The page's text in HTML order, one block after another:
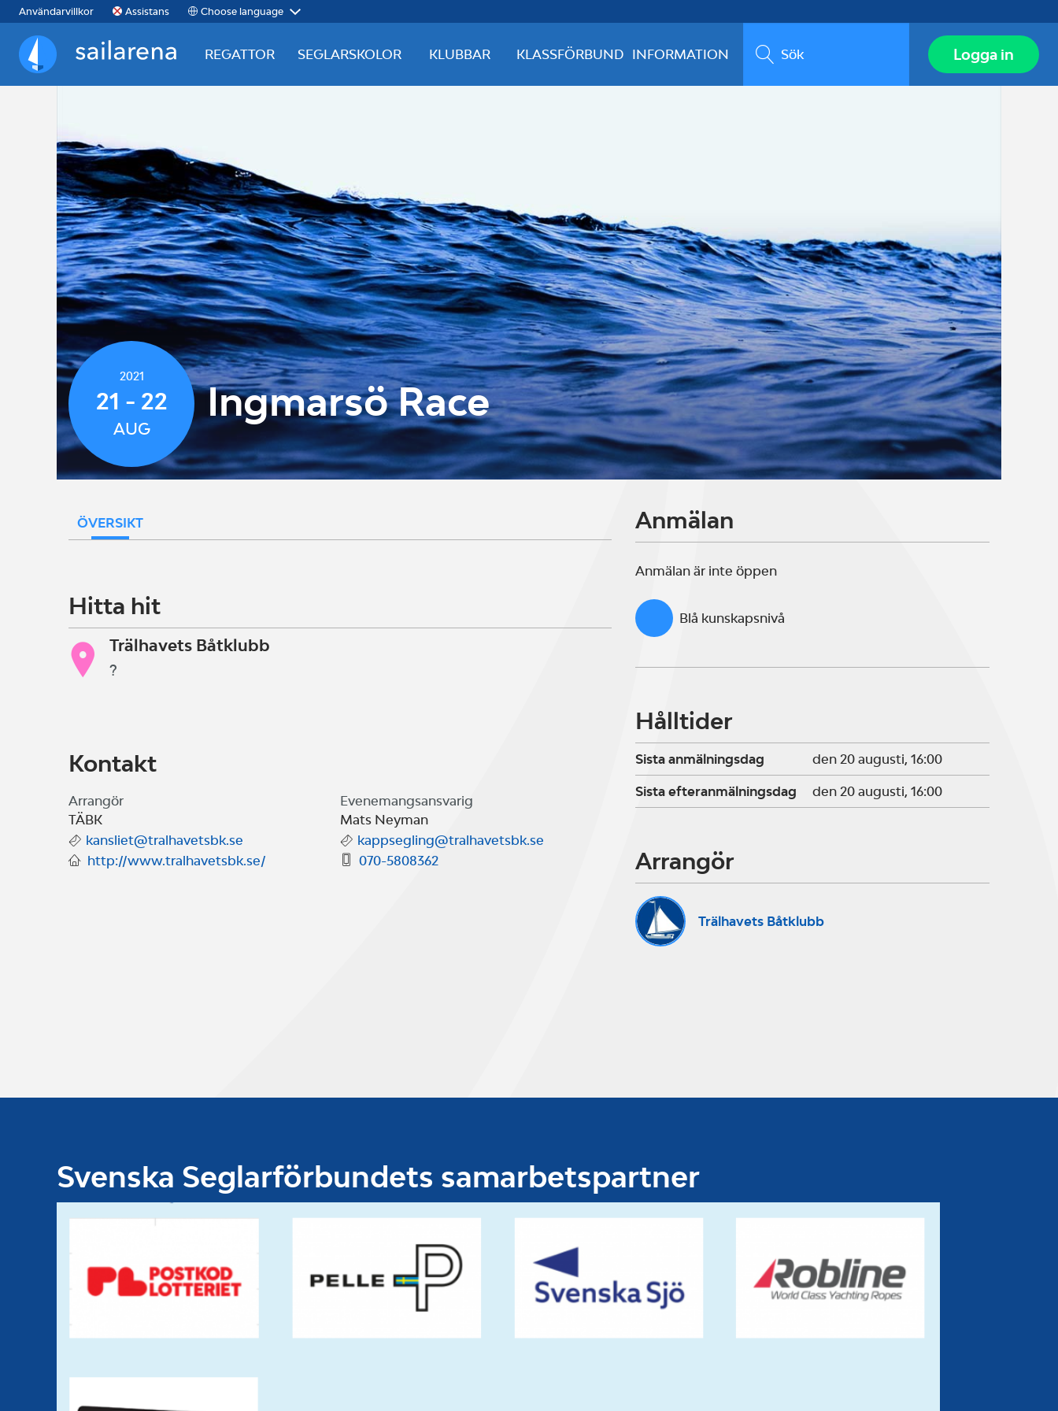
Användarvillkor Assistans Choose language
Sailarena
REGATTOR SEGLARSKOLOR KLUBBAR KLASSFÖRBUND INFORMATION Sök Logga in
2021
21 - 22
AUG
Ingmarsö Race
ÖVERSIKT
Hitta hit
Trälhavets Båtklubb
?
Kontakt
Arrangör
TÄBK
kansliet@tralhavetsbk.se
http://www.tralhavetsbk.se/
Evenemangsansvarig
Mats Neyman
kappsegling@tralhavetsbk.se
070-5808362
Anmälan
Anmälan är inte öppen
Blå kunskapsnivå
Hålltider
Sista anmälningsdag den 20 augusti, 16:00
Sista efteranmälningsdag den 20 augusti, 16:00
Arrangör
Trälhavets Båtklubb
Svenska Seglarförbundets samarbetspartner